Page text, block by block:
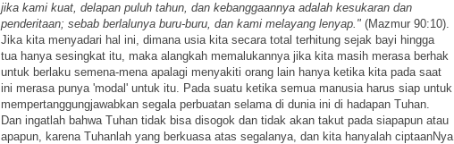
jika kami kuat, delapan puluh tahun, dan kebanggaannya adalah kesukaran dan
penderitaan; sebab berlalunya buru-buru, dan kami melayang lenyap." (Mazmur 90:10).
Jika kita menyadari hal ini, dimana usia kita secara total terhitung sejak bayi hingga
tua hanya sesingkat itu, maka alangkah memalukannya jika kita masih merasa berhak
untuk berlaku semena-mena apalagi menyakiti orang lain hanya ketika kita pada saat
ini merasa punya 'modal' untuk itu. Pada suatu ketika semua manusia harus siap untuk
mempertanggungjawabkan segala perbuatan selama di dunia ini di hadapan Tuhan.
Dan ingatlah bahwa Tuhan tidak bisa disogok dan tidak akan takut pada siapapun atau
apapun, karena Tuhanlah yang berkuasa atas segalanya, dan kita hanyalah ciptaanNya